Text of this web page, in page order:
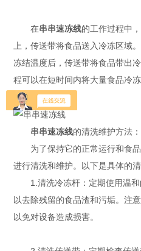
在串串速冻线的工作过程中
上，传送带将食品送入冷冻区域
冻结温度后，传送带将食品带出
程可以在短时间内将大量食品冷
率。
串串速冻线的清洗维护方法：
为了保持它的正常运行和食品
进行清洗和维护。以下是具体的
1.清洗冷冻杆：定期使用温和
以去除残留的食品渣和污垢。注
以免对设备造成损害。